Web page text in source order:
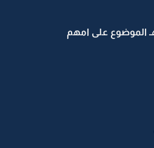
الموضوع على امهم